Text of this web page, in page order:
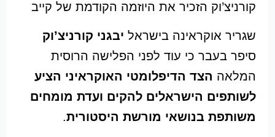
קורניצ’וק הזכיר את היוזמה הקודמת של קייב
שגריר אוקראינה בישראל יבגני קורניצ’וק
סיפר בעבר כי עוד לפני הפלישה הרוסית
המלאה הצד הדיפלומטי האוקראיני הציע
לשותפים הישראלים להקים ועדת מומחים
משותפת בנושאי מורשת היסטורית.